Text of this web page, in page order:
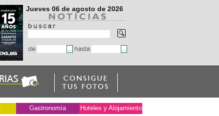
Jueves 06 de agosto de 2026
b u s c a r
de hasta
Gastronomía Hoteles y Alojamiento